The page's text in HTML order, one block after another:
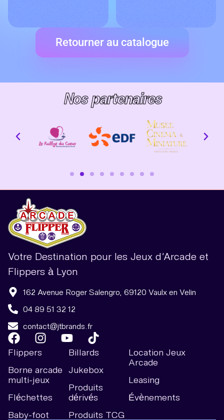
Retourner au catalogue
Nos partenaires
Votre Destination pour les Jeux d’Arcade et
Flippers à Lyon
162 Avenue Roger Salengro, 69120 Vaulx en Velin
04 89 51 32 12
contact@jtbrands.fr
Flippers
Borne arcade
multi-jeux
Fléchettes
Baby-foot
Billards
Jukebox
Produits
dérivés
Produits TCG
Location Jeux
Arcade
Leasing
Évènements